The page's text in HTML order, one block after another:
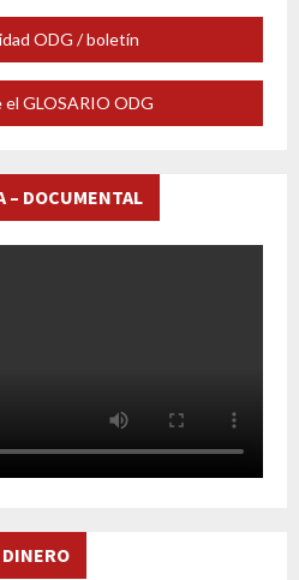
ODG / boletín
el GLOSARIO ODG
– DOCUMENTAL